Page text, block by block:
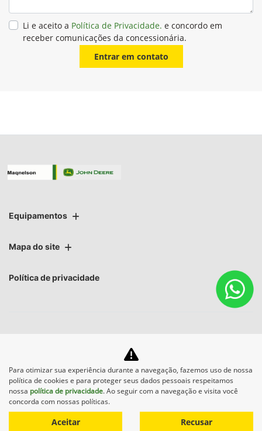
Li e aceito a Política de Privacidade. e concordo em
receber comunicações da concessionária.
Entrar em contato
Equipamentos
Mapa do site
Política de privacidade
No trânsito, enxergar o outro salva
vidas.
Desenvolvido pela DEALERSPACE ® Direitos Reservados.
Para otimizar sua experiência durante a navegação, fazemos uso de nossa
política de cookies e para proteger seus dados pessoais respeitamos
nossa política de privacidade. Ao seguir com a navegação e visita você
concorda com nossas políticas.
Aceitar Recusar